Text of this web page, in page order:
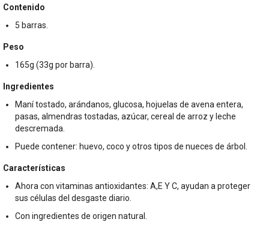
Contenido
5 barras.
Peso
165g (33g por barra).
Ingredientes
Maní tostado, arándanos, glucosa, hojuelas de avena entera,
pasas, almendras tostadas, azúcar, cereal de arroz y leche
descremada.
Puede contener: huevo, coco y otros tipos de nueces de árbol.
Características
Ahora con vitaminas antioxidantes: A,E Y C, ayudan a proteger
sus células del desgaste diario.
Con ingredientes de origen natural.